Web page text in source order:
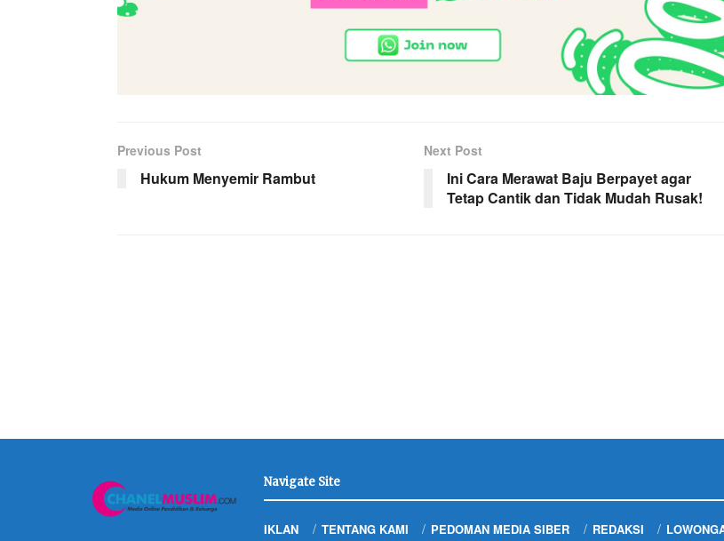
Previous Post
Hukum Menyemir Rambut
Next Post
Ini Cara Merawat Baju Berpayet agar
Tetap Cantik dan Tidak Mudah Rusak!
Navigate Site
IKLAN TENTANG KAMI PEDOMAN MEDIA SIBER REDAKSI